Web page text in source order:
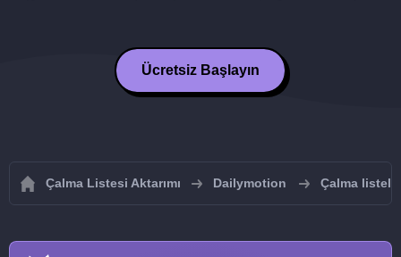
Ücretsiz Başlayın
Çalma Listesi Aktarımı Dailymotion Çalma